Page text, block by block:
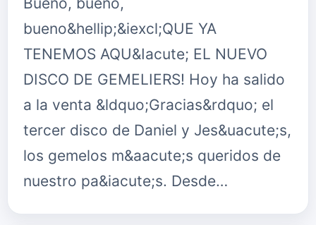
bueno&hellip;&iexcl;QUE YA
TENEMOS AQU&Iacute; EL NUEVO
DISCO DE GEMELIERS! Hoy ha salido
a la venta &ldquo;Gracias&rdquo; el
tercer disco de Daniel y Jes&uacute;s,
los gemelos m&aacute;s queridos de
nuestro pa&iacute;s. Desde…